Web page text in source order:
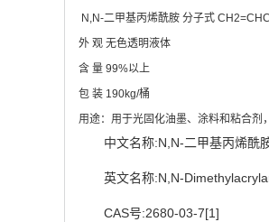
N,N-二甲基丙烯酰胺 分子式
外 观 无色透明液体
含 量 99%以上
包 装 190kg/桶
用途：用于光固化油墨、涂料和粘合剂
中文名称:N,N-二甲基丙烯酰
英文名称:N,N-
CAS号:2680-03-7[1]